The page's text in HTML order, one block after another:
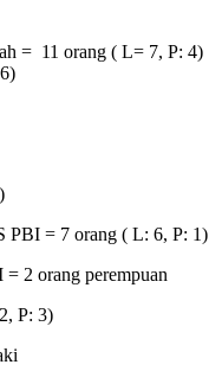
= 11 orang ( L= 7, P: 4)
PBI = 7 orang ( L: 6, P: 1)
2 orang perempuan
P: 3)